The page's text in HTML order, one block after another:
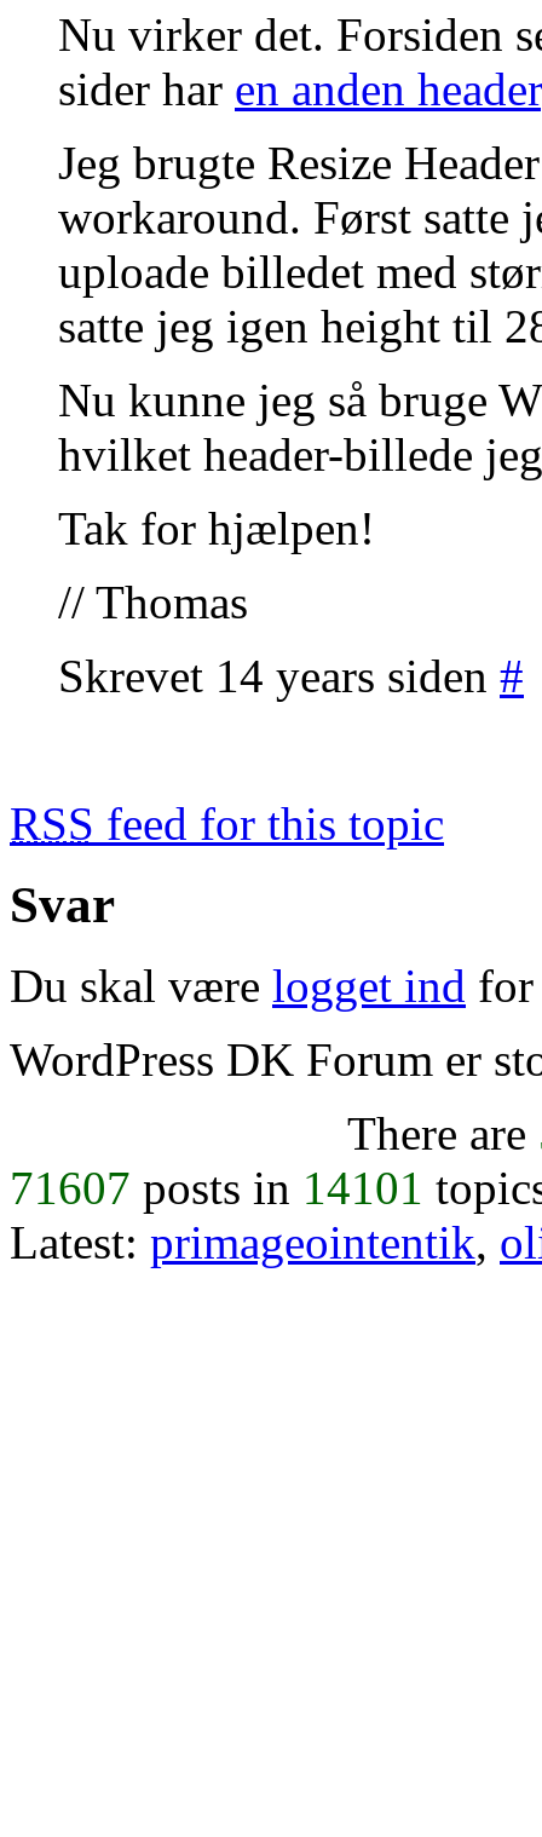
Nu virker det. Forsiden
sider har en anden header
Jeg brugte Resize
workaround. Først satte
uploade billedet med
satte jeg igen height til
Nu kunne jeg så bruge
hvilket header-billede
Tak for hjælpen!
// Thomas
Skrevet 14 years siden #
RSS feed for this topic
Svar
Du skal være logget ind for
WordPress DK Forum er
There are
71607 posts in 14101
Latest: primageointentik,